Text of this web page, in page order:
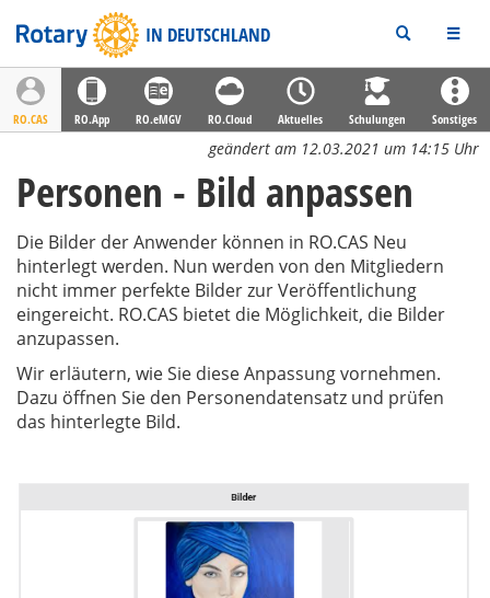
Rotary
IN DEUTSCHLAND
RO.CAS RO.App RO.eMGV RO.Cloud Aktuelles Schulungen Sonstiges
geändert am 12.03.2021 um 14:15 Uhr
Personen - Bild anpassen
Die Bilder der Anwender können in RO.CAS Neu
hinterlegt werden. Nun werden von den Mitgliedern
nicht immer perfekte Bilder zur Veröffentlichung
eingereicht. RO.CAS bietet die Möglichkeit, die Bilder
anzupassen.
Wir erläutern, wie Sie diese Anpassung vornehmen.
Dazu öffnen Sie den Personendatensatz und prüfen
das hinterlegte Bild.